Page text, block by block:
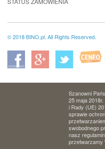
© 2018 BINO.pl. All Rights Reserved.
Szanowni
25 maja
i Rady (UE)
sprawie
swobodnego
nasz
przetwarzamy